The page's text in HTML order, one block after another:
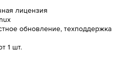
лицензия
обновление, техподдержка
1 шт.